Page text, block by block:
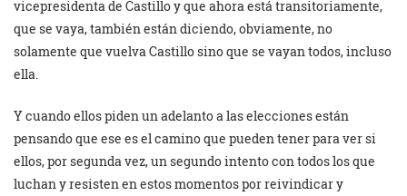
vicepresidenta de Castillo y que ahora está transitoriamente,
que se vaya, también están diciendo, obviamente, no
solamente que vuelva Castillo sino que se vayan todos, incluso
ella.
Y cuando ellos piden un adelanto a las elecciones están
pensando que ese es el camino que pueden tener para ver si
ellos, por segunda vez, un segundo intento con todos los que
luchan y resisten en estos momentos por reivindicar y